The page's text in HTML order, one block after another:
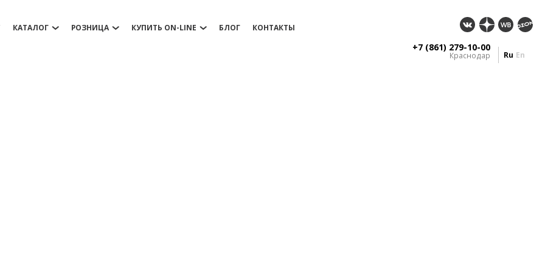
КАТАЛОГ РОЗНИЦА КУПИТЬ ON-LINE БЛОГ КОНТАКТЫ
+7 (861) 279-10-00
Краснодар Ru En